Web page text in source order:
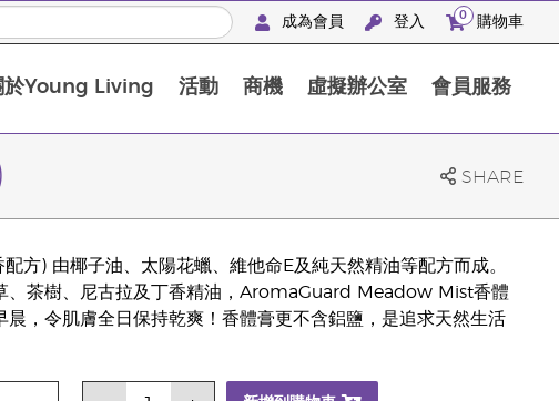
成為會員 登入 0 購物車
於Young Living 活動 商機 虛擬辦公室 會員服務
SHARE
) 由椰子油、太陽花蠟、維他命E及純天然精油等配方而成。
、茶樹、尼古拉及丁香精油，AromaGuard Meadow Mist香體
，令肌膚全日保持乾爽！香體膏更不含鋁鹽，是追求天然生活